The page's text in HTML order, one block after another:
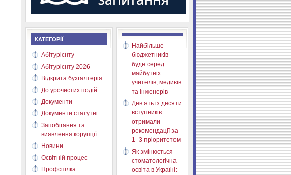
КАТЕГОРІЇ
Абітурієнту
Абітурієнту 2026
Відкрита бухгалтерія
До урочистих подій
Документи
Документи статутні
Запобігання та
виявлення корупції
Новини
Освітній процес
Профспілка
Найбільше
бюджетників
буде серед
майбутніх
учителів, медиків
та інженерів
Дев’ять із десяти
вступників
отримали
рекомендації за
1–3 пріоритетом
Як змінюється
стоматологічна
освіта в Україні: